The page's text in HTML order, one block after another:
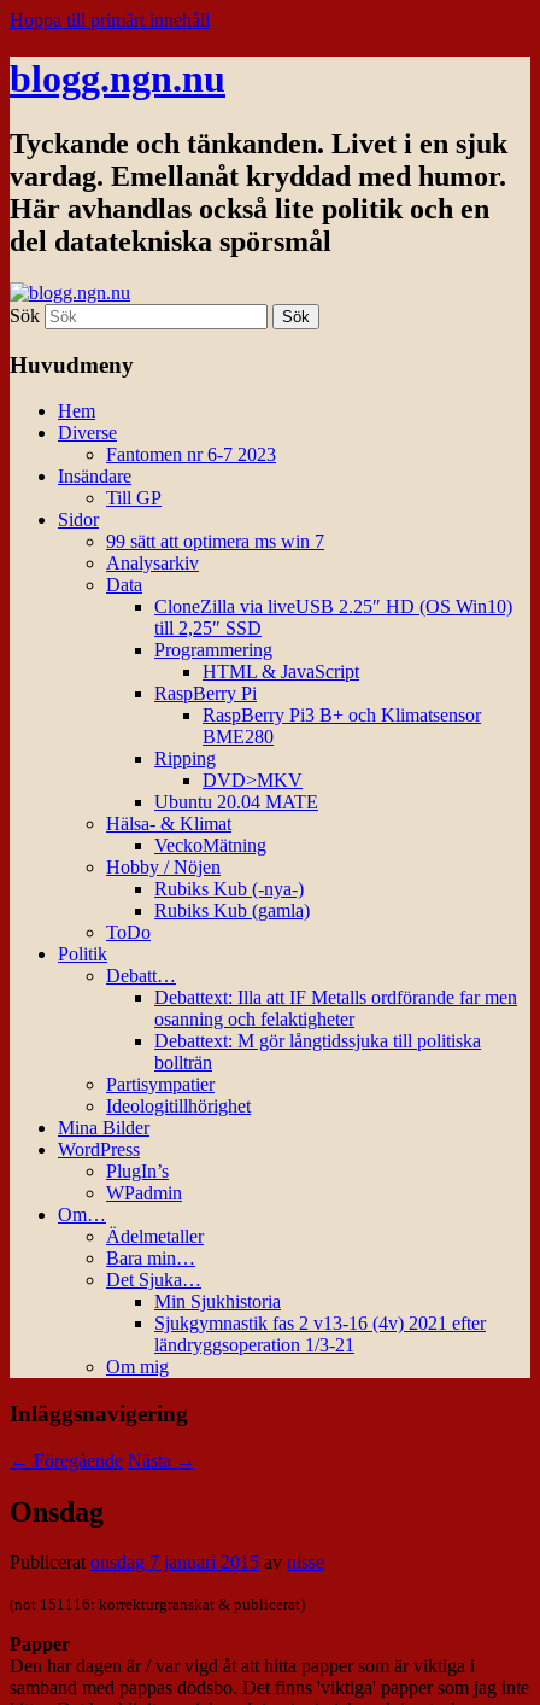
Hoppa till primärt innehåll
blogg.ngn.nu
Tyckande och tänkanden. Livet i en sjuk
vardag. Emellanåt kryddad med humor.
Här avhandlas också lite politik och en
del datatekniska spörsmål
Sök
Huvudmeny
Hem
Diverse
Fantomen nr 6-7 2023
Insändare
Till GP
Sidor
99 sätt att optimera ms win 7
Analysarkiv
Data
CloneZilla via liveUSB 2.25″ HD (OS Win10)
till 2,25″ SSD
Programmering
HTML & JavaScript
RaspBerry Pi
RaspBerry Pi3 B+ och Klimatsensor
BME280
Ripping
DVD>MKV
Ubuntu 20.04 MATE
Hälsa- & Klimat
VeckoMätning
Hobby / Nöjen
Rubiks Kub (-nya-)
Rubiks Kub (gamla)
ToDo
Politik
Debatt…
Debattext: Illa att IF Metalls ordförande far men
osanning och felaktigheter
Debattext: M gör långtidssjuka till politiska
bollträn
Partisympatier
Ideologitillhörighet
Mina Bilder
WordPress
PlugIn’s
WPadmin
Om…
Ädelmetaller
Bara min…
Det Sjuka…
Min Sjukhistoria
Sjukgymnastik fas 2 v13-16 (4v) 2021 efter
ländryggsoperation 1/3-21
Om mig
Inläggsnavigering
← Föregående Nästa →
Onsdag
Publiceratonsdag 7 januari 2015 av nisse
(not 151116: korrekturgranskat & publicerat)
Papper
Den har dagen är / var vigd åt att hitta papper som är viktiga i
samband med pappas dödsbo. Det finns 'viktiga' papper som jag inte